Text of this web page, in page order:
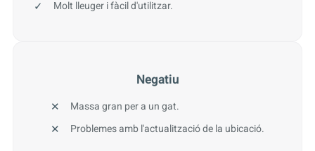
Molt lleuger i fàcil d'utilitzar.
Negatiu
Massa gran per a un gat.
Problemes amb l'actualització de la ubicació.